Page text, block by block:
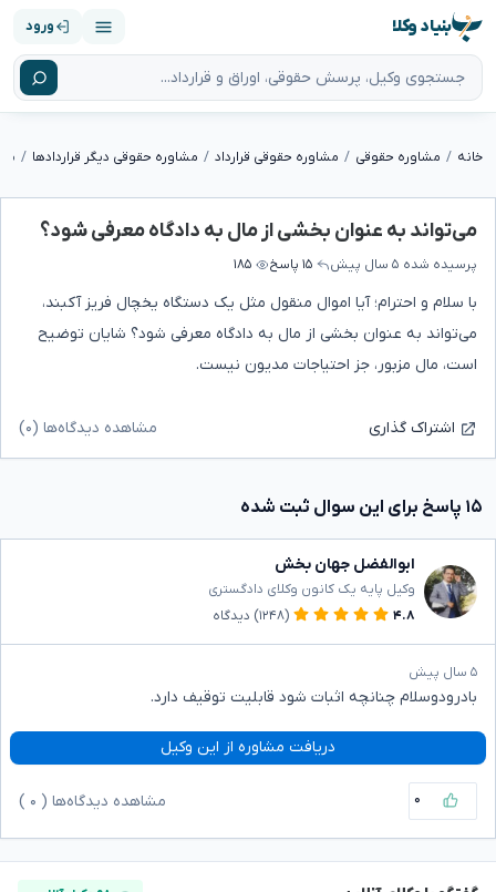
بنیاد وکلا ورود
خانه مشاوره حقوقی مشاوره حقوقی قرارداد مشاوره حقوقی دیگر قراردادها
می‌تواند به عنوان بخشی از مال به دادگاه معرفی شود؟
پرسیده شده ۵ سال پیش ۱۵ پاسخ ۱۸۵
با سلام و احترام؛ آیا اموال منقول مثل یک دستگاه یخچال فریز آکبند،
می‌تواند به عنوان بخشی از مال به دادگاه معرفی شود؟ شایان توضیح
است، مال مزبور، جز احتیاجات مدیون نیست.
اشتراک گذاری مشاهده دیدگاه‌ها (۰)
۱۵ پاسخ برای این سوال ثبت شده
ابوالفضل جهان بخش
وکیل پایه یک کانون وکلای دادگستری
۴.۸
(۱۲۴۸) دیدگاه
۵ سال پیش
بادرودوسلام چنانچه اثبات شود قابلیت توقیف دارد.
دریافت مشاوره از این وکیل
۰ مشاهده دیدگاه‌ها ( ۰